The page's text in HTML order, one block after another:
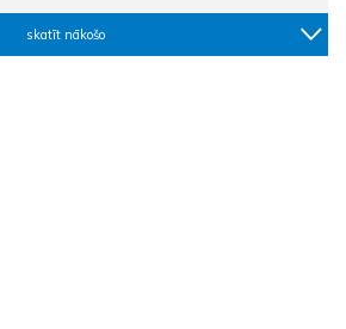
skatīt nākošo